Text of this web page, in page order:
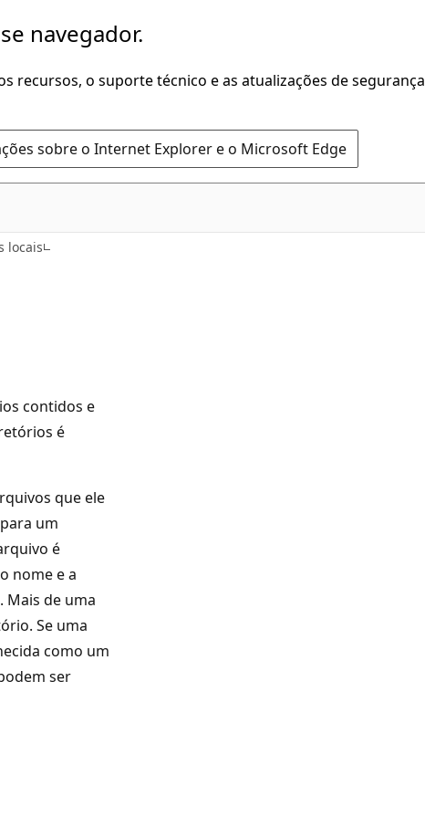
navegador.
recursos, o suporte técnico e as atualizações de segurança
sobre o Internet Explorer e o Microsoft Edge
locais
contidos e
é
que ele
um
é
nome e a
Mais de uma
Se uma
como um
ser